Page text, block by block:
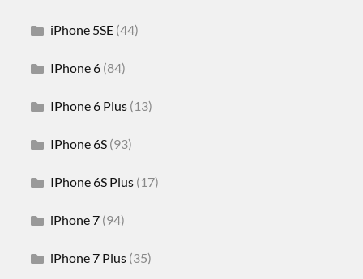
iPhone 5SE (44)
IPhone 6 (84)
IPhone 6 Plus (13)
IPhone 6S (93)
IPhone 6S Plus (17)
iPhone 7 (94)
iPhone 7 Plus (35)